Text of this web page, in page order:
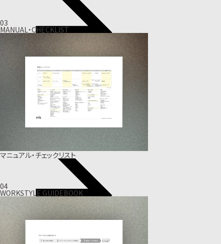
03
MANUAL・CHECKLIST
マニュアル・チェックリスト
04
WORKSTYLE GUIDEBOOK